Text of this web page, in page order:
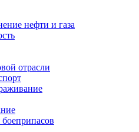
нефти и газа
отрасли